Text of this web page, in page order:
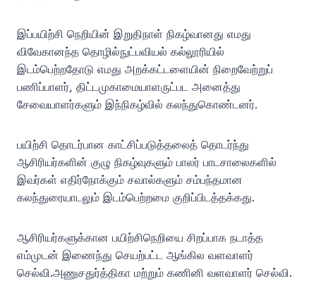
இப்பயிற்சி நெறியின் இறுதிநாள் நிகழ்வானது எமது
விவேகானந்த தொழில்நுட்பவியல் கல்லூரியில்
இடம்பெற்றதோடு எமது அறக்கட்டளையின் நிறைவேற்றுப்
பணிப்பாளர், திட்டமுகாமையாளருட்பட அனைத்து
சேவையாளர்களும் இந்நிகழ்வில் கலந்துகொண்டனர்.
பயிற்சி தொடர்பான காட்சிப்படுத்தலைத் தொடர்ந்து
ஆசிரியர்களின் குழு நிகழ்வுகளும் பாலர் பாடசாலைகளில்
இவர்கள் எதிர்நோக்கும் சவால்களும் சம்பந்தமான
கலந்துரையாடலும் இடம்பெற்றமை குறிப்பிடத்தக்கது.
ஆசிரியர்களுக்கான பயிற்சிநெறியை சிறப்பாக நடாத்த
எம்முடன் இணைந்து செயற்பட்ட ஆங்கில வளவாளர்
செல்வி.அணுசதுர்த்திகா மற்றும் கணினி வளவாளர் செல்வி.